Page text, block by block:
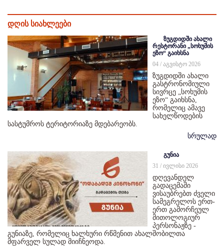
დღის სიახლეები
ზუგდიდში ახალი
რესტორანი „სოხუმის
ეზო“ გაიხსნა
04 / აგვისტო 2026
ზუგდიდში ახალი
გასტრონომიული
სივრცე „სოხუმის
ეზო“ გაიხსნა,
რომელიც ამავე
სახელწოდების
სასტუმროს ტერიტორიაზე მდებარეობს.
სრულად
გუნია
31 / ივლისი 2026
დღევანდელ
გადაცემაში
ვისაუბრებთ ძველი
სამეგრელოს ერთ-
ერთ გამორჩეულ
მითოლოგიურ
პერსონაჟზე -
გუნიაზე, რომელიც ხალხური რწმენით ახალშობილთა
მფარველ სულად მიიჩნეოდა.